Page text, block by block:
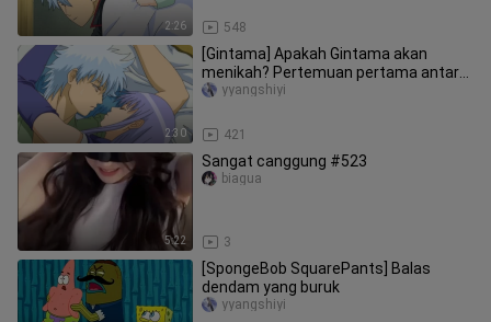
2:26 548
2:30
[Gintama] Apakah Gintama akan
menikah? Pertemuan pertama antara
Xiao Yuan dan Ah Yin
421
yyangshiyi
5:22
Sangat canggung #523
3
biagua
[SpongeBob SquarePants] Balas
dendam yang buruk
yyangshiyi